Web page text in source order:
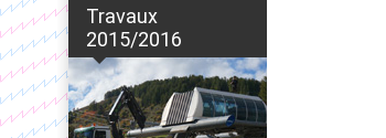
Travaux
2015/2016